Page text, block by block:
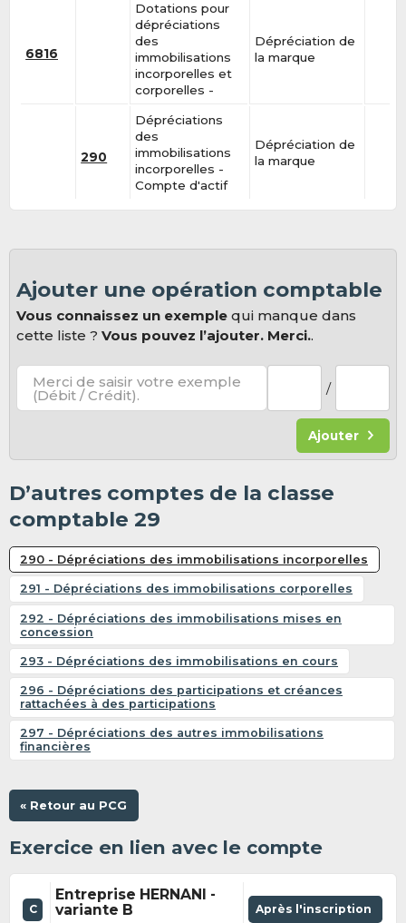
6816
Dotations pour
dépréciations
des
immobilisations
incorporelles et
corporelles -
Dépréciation de
la marque
290
Dépréciations
des
immobilisations
incorporelles -
Compte d'actif
Dépréciation de
la marque
Ajouter une opération comptable
Vous connaissez un exemple qui manque dans
cette liste ?Vous pouvez l’ajouter. Merci..
Merci de saisir votre exemple
(Débit / Crédit). /
Ajouter
D’autres comptes de la classe
comptable 29
290 - Dépréciations des immobilisations incorporelles
291 - Dépréciations des immobilisations corporelles
292 - Dépréciations des immobilisations mises en
concession
293 - Dépréciations des immobilisations en cours
296 - Dépréciations des participations et créances
rattachées à des participations
297 - Dépréciations des autres immobilisations
financières
« Retour au PCG
Exercice en lien avec le compte
C
Entreprise HERNANI -
variante B
Après l'inscription